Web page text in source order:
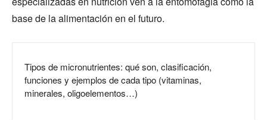
base de la alimentación en el futuro.
Tipos de micronutrientes: qué son, clasificación,
funciones y ejemplos de cada tipo (vitaminas,
minerales, oligoelementos…)